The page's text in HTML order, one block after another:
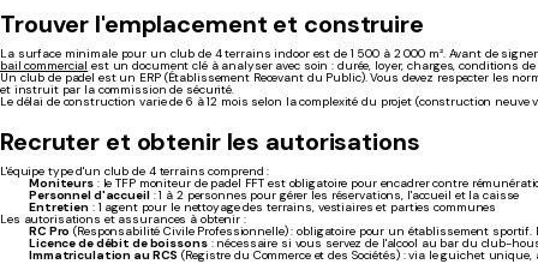
Trouver l'emplacement et construire
La surface minimale pour un club de 4 terrains indoor est de 1 500 à 2 000 m². Avant de
bail commercial est un document clé à analyser avec soin : durée, loyer, charges, conditions
Un club de padel est un ERP (Établissement Recevant du Public). Vous devez respecter les
et instruit par la commission de sécurité.
Le délai de construction varie de 6 à 12 mois selon la complexité du projet (construction
Recruter et obtenir les autorisations
L'équipe type d'un club de 4 terrains comprend :
Moniteurs: le TFP moniteur de padel FFT est obligatoire pour encadrer contre
Personnel d'accueil: 1 à 2 personnes pour gérer les réservations, l'accueil et la caisse
Entretien: 1 agent pour le nettoyage des terrains, vestiaires et parties communes
Les autorisations et assurances à obtenir :
RC Pro (Responsabilité Civile Professionnelle) : obligatoire pour un établissement
Licence de débit de boissons: nécessaire si vous servez de l'alcool au bar du club-
Immatriculation au RCS (Registre du Commerce et des Sociétés) : via le guichet